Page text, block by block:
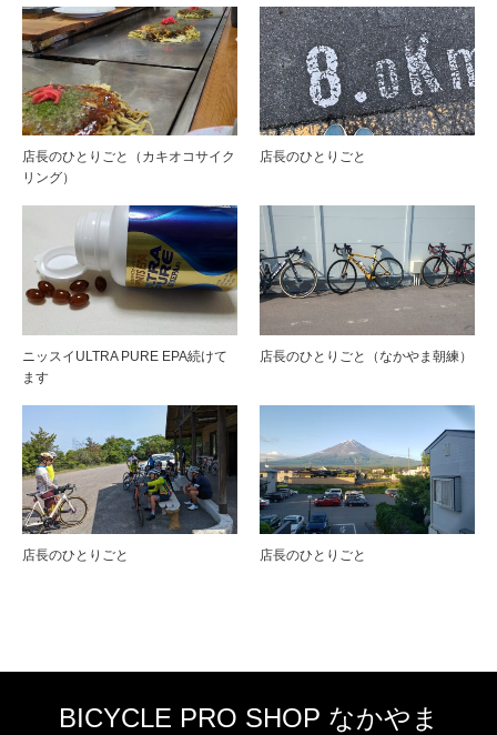
店長のひとりごと（カキオコサイク
リング）
店長のひとりごと
ニッスイULTRA PURE EPA続けて
ます
店長のひとりごと（なかやま朝練）
店長のひとりごと 店長のひとりごと
BICYCLE PRO SHOP なかやま